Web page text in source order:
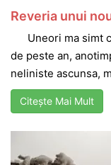
Reveria unui
Uneori ma simt
de peste an,
neliniste ascunsa,
Citește Mai Mult